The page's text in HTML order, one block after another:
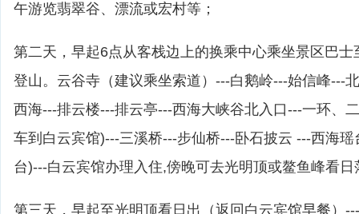
午游览翡翠谷、漂流或宏村等；
第二天，早起6点从客栈边上的换乘中心乘坐景区巴
登山。云谷寺（建议乘坐索道）---白鹅岭---始信峰---
西海---排云楼---排云亭---西海大峡谷北入口---一环、
车到白云宾馆)---三溪桥---步仙桥---卧石披云 ---西海
台)---白云宾馆办理入住,傍晚可去光明顶或鳌鱼峰看日
第三天，早起至光明顶看日出（返回白云宾馆早餐）